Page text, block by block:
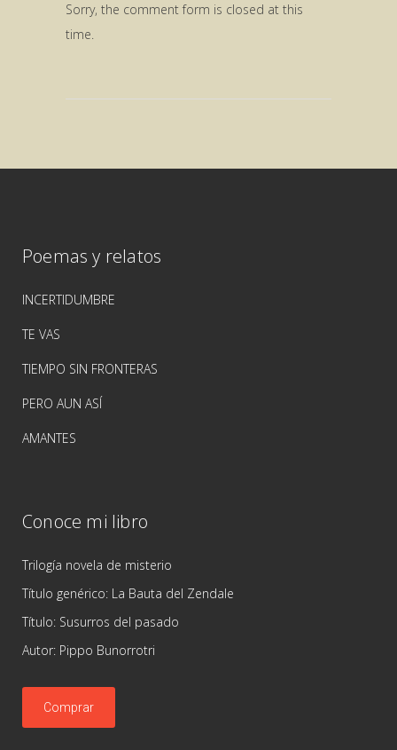
Sorry, the comment form is closed at this
time.
Poemas y relatos
INCERTIDUMBRE
TE VAS
TIEMPO SIN FRONTERAS
PERO AUN ASÍ
AMANTES
Conoce mi libro
Trilogía novela de misterio
Título genérico: La Bauta del Zendale
Título: Susurros del pasado
Autor: Pippo Bunorrotri
Comprar